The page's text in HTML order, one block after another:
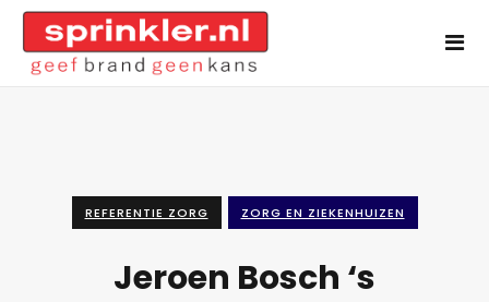
REFERENTIE ZORG ZORG EN ZIEKENHUIZEN
Jeroen Bosch ‘s